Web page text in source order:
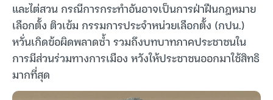
และไต่สวน กรณีการกระทำอันอาจเป็นการฝ่าฝืนกฎหมาย
เลือกตั้ง ติวเข้ม กรรมการประจำหน่วยเลือกตั้ง (กปน.)
หวั่นเกิดข้อผิดพลาดซ้ำ รวมถึงบทบาทภาคประชาชนใน
การมีส่วนร่วมทางการเมือง หวังให้ประชาชนออกมาใช้สิทธิ
มากที่สุด